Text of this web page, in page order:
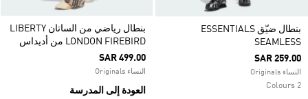
بنطال ضيّق ESSENTIALS
SEAMLESS
SAR 259.00
النساء Originals
2 Colours
بنطال رياضي من الساتان LIBERTY
LONDON FIREBIRD من أديداس
SAR 499.00
النساء Originals
العودة إلى المدرسة